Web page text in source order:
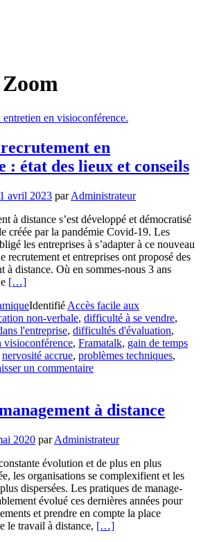
Zoom
en
: état des lieux et conseils
avril 2023 parAdministrateur
à distance s’est développé et démocratisé
créée par la pandémie Covid-19. Les
les entreprises à s’adapter à ce nouveau
recrutement et entreprises ont proposé des
à distance. Où en sommes-nous 3 ans
En
plus
surL’entretien
de
recrutement
en
visioconférence
des
lieux
conseils
[…]
Identifié Accès facile aux
non-verbale, difficulté à se vendre,
l'entreprise, difficultés d'évaluation,
visioconférence, Framatalk, gain de temps
nervosité accrue, problèmes techniques,
un commentaire
à distance
2020 parAdministrateur
évolution et de plus en plus
les organisations se complexifient et les
dispersées. Les pratiques de manage-
évolué ces dernières années pour
et prendre en compte la place
le travail à distance, En
[…]